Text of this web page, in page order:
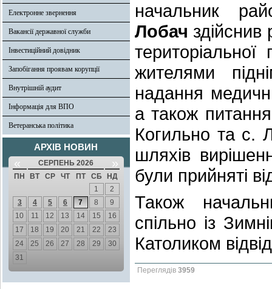
Електронне звернення
Вакансії державної служби
Інвестиційний довідник
Запобігання проявам корупції
Внутрішній аудит
Інформація для ВПО
Ветеранська політика
АРХІВ НОВИН
« СЕРПЕНЬ 2026 »
ПН ВТ СР ЧТ ПТ СБ
НД
1
2
3
4 5 6 7 8
9
10
11 12 13 14 15
16
17
18 19 20 21 22
23
24
25 26 27 28 29
30
31
начальник
Лобач здійснив
жителями
надання
а також
Когильно та с.
шляхів
були прийняті
Також
спільно із
Католиком
Переглядів 3959